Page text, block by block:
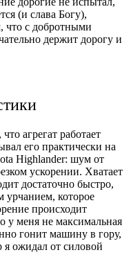
(и слава Богу),
что с добротными
держит дорогу и
агрегат работает
его практически на
Highlander: шум от
ускорении. Хватает
достаточно быстро,
урчанием, которое
происходит
у меня не максимальная
гонит машину в гору,
ожидал от силовой